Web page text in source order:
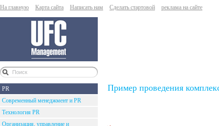
На главную Карта сайта Написать нам Сделать стартовой реклама на сайте
PR
Современный менеджмент и PR
Технология PR
Организация, управление и
Пример проведения